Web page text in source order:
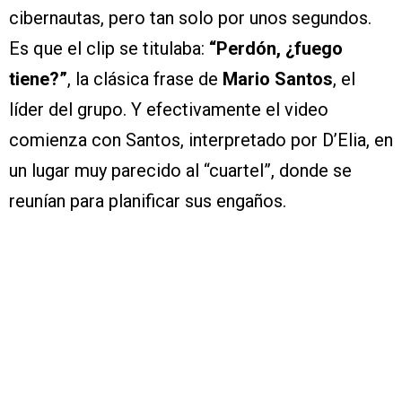
cibernautas, pero tan solo por unos segundos.
Es que el clip se titulaba: “Perdón, ¿fuego
tiene?”, la clásica frase de Mario Santos, el
líder del grupo. Y efectivamente el video
comienza con Santos, interpretado por D’Elia, en
un lugar muy parecido al “cuartel”, donde se
reunían para planificar sus engaños.